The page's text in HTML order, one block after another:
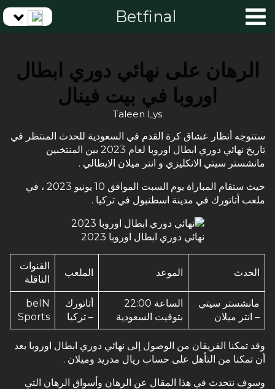
Betfinal
الرهان على نهائي دوري ابطال
اوروبا في بيت فينال
Taleen Lys
ستتوجه أنظار عشاق كرة القدم في السعودية للحدث المنتظر في
تاريخ نهائي دوري ابطال اوروبا لعام 2023 بين المنتخبين
مانشستر سيتي الانكليزي و انتر ميلان الايطالي .
حيث ستقام المباراة يوم السبت الموافق 10 يونيو 2023 ، في
ملعب أتاتورك في مدينة اسطنبول في تركيا .
نهائي دوري ابطال اوروبا 2023
الحدث الموعد الملعب
القنوات
الناقلة
مانشستر سيتي
– انتر ميلان
الساعة 22:00
بتوقيت السعودية
أتاتورك
– تركيا
beIN
Sports
وقد تمكنا الفريقان من الوصول إلى نهائي دوري ابطال اوروبا بعد
أن تمكنا من التأهل على حساب ريال مدريد وميلان .
وسوف نتحدث في هذا المقال عن الرهان وأسواق الرهان التي